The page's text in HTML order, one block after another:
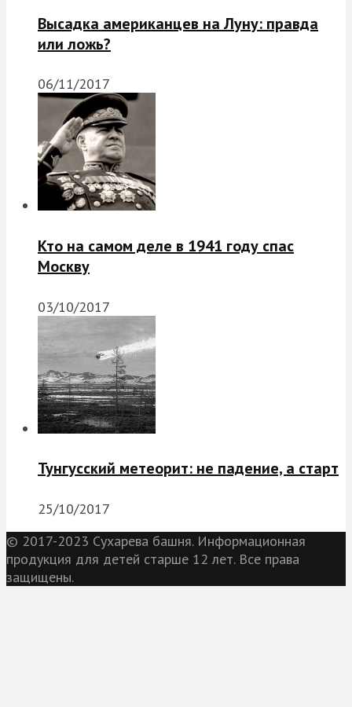
Высадка американцев на Луну: правда
или ложь?
06/11/2017
Кто на самом деле в 1941 году спас
Москву
03/10/2017
Тунгусский метеорит: не падение, а старт
25/10/2017
© 2017-2023 Сухарева башня. Информационная
продукция для детей старше 12 лет. Все права
защищены.